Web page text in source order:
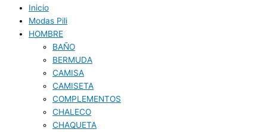
Inicio
Modas Pili
HOMBRE
BAÑO
BERMUDA
CAMISA
CAMISETA
COMPLEMENTOS
CHALECO
CHAQUETA